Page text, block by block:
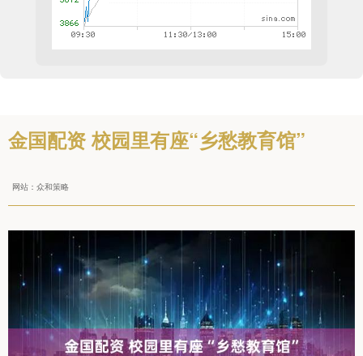
金国配资 校园里有座“乡愁教育馆”
网站：众和策略